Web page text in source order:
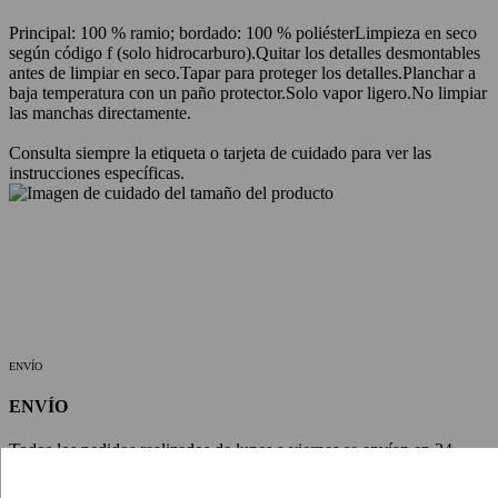
Principal: 100 % ramio; bordado: 100 % poliésterLimpieza en seco
según código f (solo hidrocarburo).Quitar los detalles desmontables
antes de limpiar en seco.Tapar para proteger los detalles.Planchar a
baja temperatura con un paño protector.Solo vapor ligero.No limpiar
las manchas directamente.
Consulta siempre la etiqueta o tarjeta de cuidado para ver las
instrucciones específicas.
ENVÍO
ENVÍO
Todos los pedidos realizados de lunes a viernes se envían en 24